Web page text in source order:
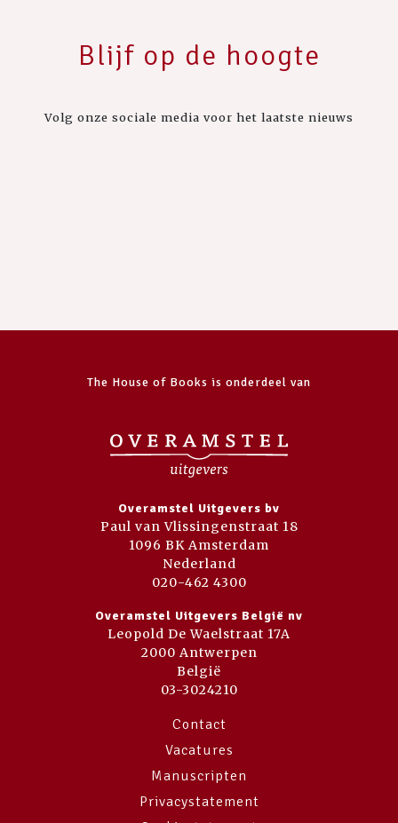
Blijf op de hoogte
Volg onze sociale media voor het laatste nieuws
The House of Books is onderdeel van
Overamstel Uitgevers bv
Paul van Vlissingenstraat 18
1096 BK Amsterdam
Nederland
020-462 4300
Overamstel Uitgevers België nv
Leopold De Waelstraat 17A
2000 Antwerpen
België
03-3024210
Contact
Vacatures
Manuscripten
Privacystatement